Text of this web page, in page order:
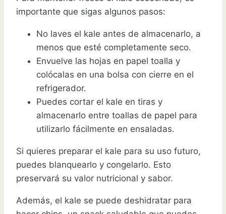
importante que sigas algunos pasos:
No laves el kale antes de almacenarlo, a
menos que esté completamente seco.
Envuelve las hojas en papel toalla y
colócalas en una bolsa con cierre en el
refrigerador.
Puedes cortar el kale en tiras y
almacenarlo entre toallas de papel para
utilizarlo fácilmente en ensaladas.
Si quieres preparar el kale para su uso futuro,
puedes blanquearlo y congelarlo. Esto
preservará su valor nutricional y sabor.
Además, el kale se puede deshidratar para